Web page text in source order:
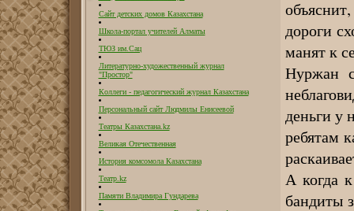
Сайт детских домов Казахстана
Школа-портал учителей Алматы
ТЮЗ им.Сац
Литературно-художественный журнал
"Простор"
Коллеги - педагогический журнал Казахстана
Персональный сайт Людмилы Енисеевой
Театры Казахстана.kz
Великая Отечественная
История комсомола Казахстана
Театр.kz
Памяти Владимира Гундарева
дороги
манят к
Нуржан
деньги у
ребятам
А когда
бандиты